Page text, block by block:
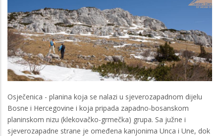
Osječenica - planina koja se nalazi u sjeverozapadnom dijelu
Bosne i Hercegovine i koja pripada zapadno-bosanskom
planinskom nizu (klekovačko-grmečka) grupa. Sa južne i
sjeverozapadne strane je omeđena kanjonima Unca i Une, dok